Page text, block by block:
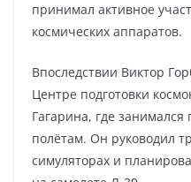
принимал активное
космических аппаратов.
Впоследствии Виктор
Центре подготовки
Гагарина, где занимался
полётам. Он руководил
симуляторах и